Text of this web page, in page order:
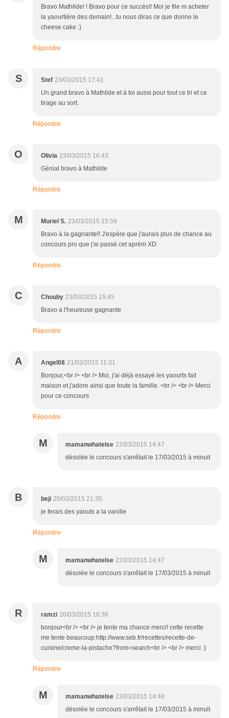
Bravo Mathilde! ! Bravo pour ce succès!! Moi je file m acheter
la yaourtière des demain!...tu nous diras ce que donne le
cheese cake :)
Répondre
S Stef 23/03/2015 17:41
Un grand bravo à Mathilde et à toi aussi pour tout ce tri et ce
tirage au sort.
Répondre
O Olivia 23/03/2015 16:43
Génial bravo à Mathilde
Répondre
M Muriel S. 23/03/2015 15:59
Bravo à la gagnante!! J'espère que j'aurais plus de chance au
concours pro que j'ai passé cet aprèm XD
Répondre
C Chouby 23/03/2015 15:45
Bravo a l'heureuse gagnante
Répondre
A Angel08 21/03/2015 11:31
Bonjour,<br /> <br /> Moi, j'ai déjà essayé les yaourts fait
maison et j'adore ainsi que toute la famille. <br /> <br /> Merci
pour ce concours
Répondre
M mamanwhatelse 22/03/2015 14:47
désolée le concours s'arrêtait le 17/03/2015 à minuit
B beji 20/03/2015 21:35
je ferais des yaouts a la vanille
Répondre
M mamanwhatelse 22/03/2015 14:47
désolée le concours s'arrêtait le 17/03/2015 à minuit
R ramzi 20/03/2015 16:36
bonjour<br /> <br /> je tente ma chance merci! cette recette
me tente beaucoup:http://www.seb.fr/recettes/recette-de-
cuisine/creme-la-pistache?from=search<br /> <br /> merci :)
Répondre
M mamanwhatelse 22/03/2015 14:48
désolée le concours s'arrêtait le 17/03/2015 à minuit